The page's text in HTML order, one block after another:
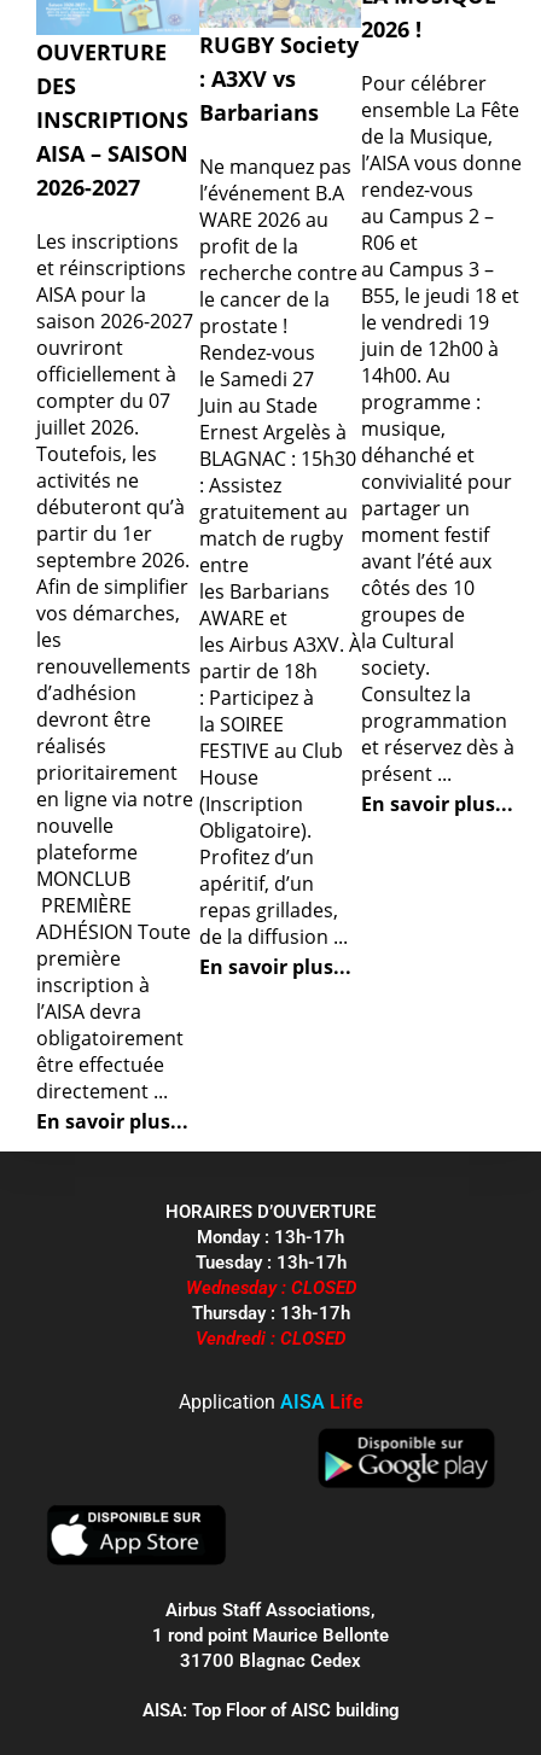
OUVERTURE
DES
INSCRIPTIONS
AISA – SAISON
2026-2027
Les inscriptions
et réinscriptions
AISA pour la
saison 2026-2027
ouvriront
officiellement à
compter du 07
juillet 2026.
Toutefois, les
activités ne
débuteront qu’à
partir du 1er
septembre 2026.
Afin de simplifier
vos démarches,
les
renouvellements
d’adhésion
devront être
réalisés
prioritairement
en ligne via notre
nouvelle
plateforme
MONCLUB
PREMIÈRE
ADHÉSION Toute
première
inscription à
l’AISA devra
obligatoirement
être effectuée
directement ...
En savoir plus...
RUGBY Society
: A3XV vs
Barbarians
Ne manquez pas
l’événement B.A
WARE 2026 au
profit de la
recherche contre
le cancer de la
prostate !
Rendez-vous
le Samedi 27
Juin au Stade
Ernest Argelès à
BLAGNAC : 15h30
: Assistez
gratuitement au
match de rugby
entre
les Barbarians
AWARE et
les Airbus A3XV. À
partir de 18h
: Participez à
la SOIREE
FESTIVE au Club
House
(Inscription
Obligatoire).
Profitez d’un
apéritif, d’un
repas grillades,
de la diffusion ...
En savoir plus...
2026 !
Pour célébrer
ensemble La Fête
de la Musique,
l’AISA vous donne
rendez-vous
au Campus 2 –
R06 et
au Campus 3 –
B55, le jeudi 18 et
le vendredi 19
juin de 12h00 à
14h00. Au
programme :
musique,
déhanché et
convivialité pour
partager un
moment festif
avant l’été aux
côtés des 10
groupes de
la Cultural
society.
Consultez la
programmation
et réservez dès à
présent ...
En savoir plus...
HORAIRES D’OUVERTURE
Monday : 13h-17h
Tuesday : 13h-17h
Wednesday : CLOSED
Thursday : 13h-17h
Vendredi : CLOSED
Application AISA Life
Airbus Staff Associations,
1 rond point Maurice Bellonte
31700 Blagnac Cedex
AISA: Top Floor of AISC building